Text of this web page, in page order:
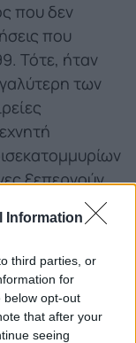
Information
third parties, or
for
below opt-out
that after your
seeing
που δεν
που
Τότε, ήταν
των
ξεπερνούν
μόνο
ή η Τράπεζα